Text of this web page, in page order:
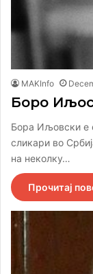
MAKInfo
Боро
Бора Иљовски е
сликари во
на неколку…
Прочитај